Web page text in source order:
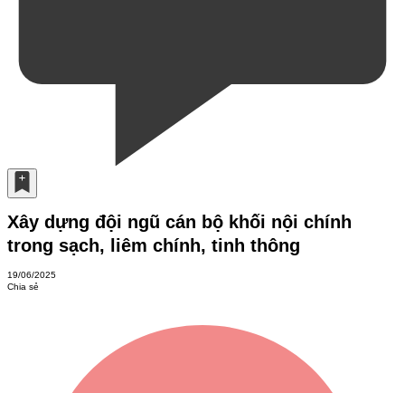
Xây dựng đội ngũ cán bộ khối nội chính
trong sạch, liêm chính, tinh thông
19/06/2025
Chia sẻ